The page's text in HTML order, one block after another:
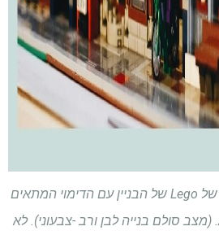
דוגמה המציגה את הבלוג של Lego של הבניין עם הדימוי המתאים
לו. מ- Alphacolor (2017). (מצב סולם בנייה לבן ורב -צבעוני). לא